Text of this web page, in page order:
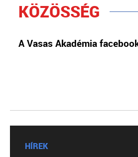
KÖZÖSSÉG
A Vasas Akadémia
HÍREK